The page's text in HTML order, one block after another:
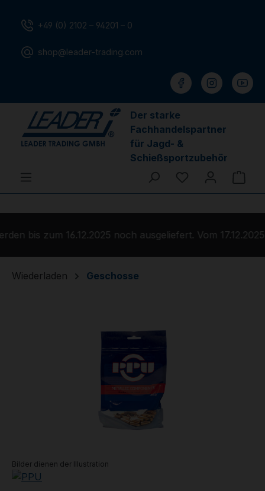
+49 (0) 2102 – 94201 – 0
shop@leader-trading.com
Der starke
Fachhandelspartner
für Jagd- &
Schießsportzubehör
Du hast 0
bis zum 16.12.2025 noch ausgeliefert. Vom
Wiederladen Geschosse
Bilder dienen der Illustration